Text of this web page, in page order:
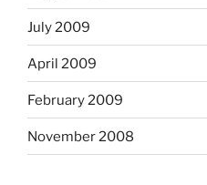
July 2009
April 2009
February 2009
November 2008